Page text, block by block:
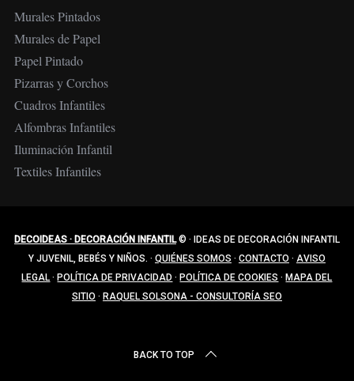
Murales Pintados
Murales de Papel
Papel Pintado
Pizarras y Corchos
Cuadros Infantiles
Alfombras Infantiles
Iluminación Infantil
Textiles Infantiles
DECOIDEAS · DECORACIÓN INFANTIL© ·
IDEAS DE DECORACIÓN INFANTIL
Y JUVENIL, BEBÉS Y NIÑOS. · QUIÉNES SOMOS · CONTACTO · AVISO
LEGAL · POLÍTICA DE PRIVACIDAD · POLÍTICA DE COOKIES · MAPA DEL
SITIO · RAQUEL SOLSONA - CONSULTORÍA SEO
BACK TO TOP